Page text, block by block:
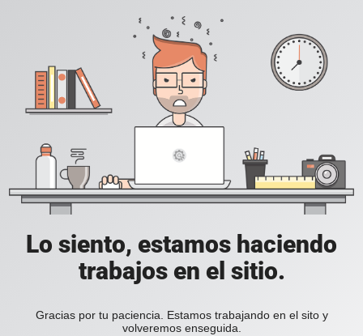
Lo siento, estamos haciendo
trabajos en el sitio.
Gracias por tu paciencia. Estamos trabajando en el sito y
volveremos enseguida.